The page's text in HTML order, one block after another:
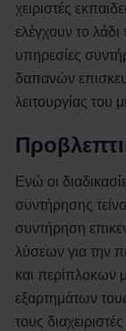
χειριστές
ελέγχουν το λάδι
υπηρεσίες
δαπανών
λειτουργίας του
Ενώ οι
συντήρησης
συντήρηση
λύσεων για την
και περίπλοκων
εξαρτημάτων
τους